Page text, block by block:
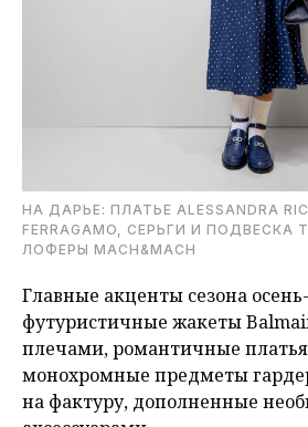
НА ДАРЬЕ: ПЛАТЬЕ ALESSANDRA
FERRAGAMO, СЕРЬГИ И ПОДВЕСКА
ЛОФЕРЫ MACH&MACH
Главные акценты сезона
футуристичные жакеты
плечами, романтичные платья
монохромные предметы
на фактуру, дополненные